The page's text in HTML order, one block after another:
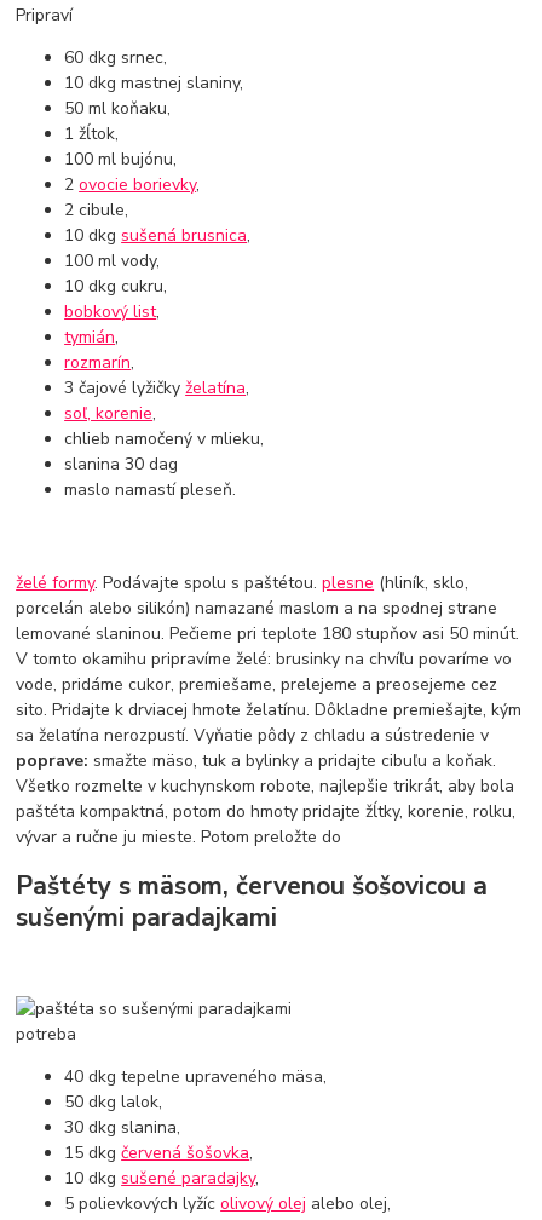
Pripraví
60 dkg srnec,
10 dkg mastnej slaniny,
50 ml koňaku,
1 žĺtok,
100 ml bujónu,
2ovocie borievky,
2 cibule,
10 dkgsušená brusnica,
100 ml vody,
10 dkg cukru,
bobkový list,
tymián,
rozmarín,
3 čajové lyžičkyželatína,
soľ, korenie,
chlieb namočený v mlieku,
slanina 30 dag
maslo namastí pleseň.
želé formy. Podávajte spolu s paštétou.plesne (hliník, sklo,
porcelán alebo silikón) namazané maslom a na spodnej strane
lemované slaninou. Pečieme pri teplote 180 stupňov asi 50 minút.
V tomto okamihu pripravíme želé: brusinky na chvíľu povaríme vo
vode, pridáme cukor, premiešame, prelejeme a preosejeme cez
sito. Pridajte k drviacej hmote želatínu. Dôkladne premiešajte, kým
sa želatína nerozpustí. Vyňatie pôdy z chladu a sústredenie v
poprave: smažte mäso, tuk a bylinky a pridajte cibuľu a koňak.
Všetko rozmelte v kuchynskom robote, najlepšie trikrát, aby bola
paštéta kompaktná, potom do hmoty pridajte žĺtky, korenie, rolku,
vývar a ručne ju mieste. Potom preložte do
Paštéty s mäsom, červenou šošovicou a
sušenými paradajkami
potreba
40 dkg tepelne upraveného mäsa,
50 dkg lalok,
30 dkg slanina,
15 dkgčervená šošovka,
10 dkgsušené paradajky,
5 polievkových lyžícolivový olej alebo olej,